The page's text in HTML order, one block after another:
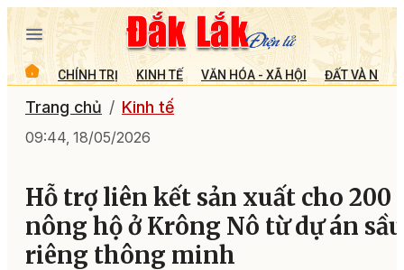
CHÍNH TRỊ KINH TẾ VĂN HÓA - XÃ HỘI ĐẤT VÀ
Trang chủ Kinh tế
09:44, 18/05/2026
Hỗ trợ liên kết sản xuất cho 200
nông hộ ở Krông Nô từ dự án sầu
riêng thông minh